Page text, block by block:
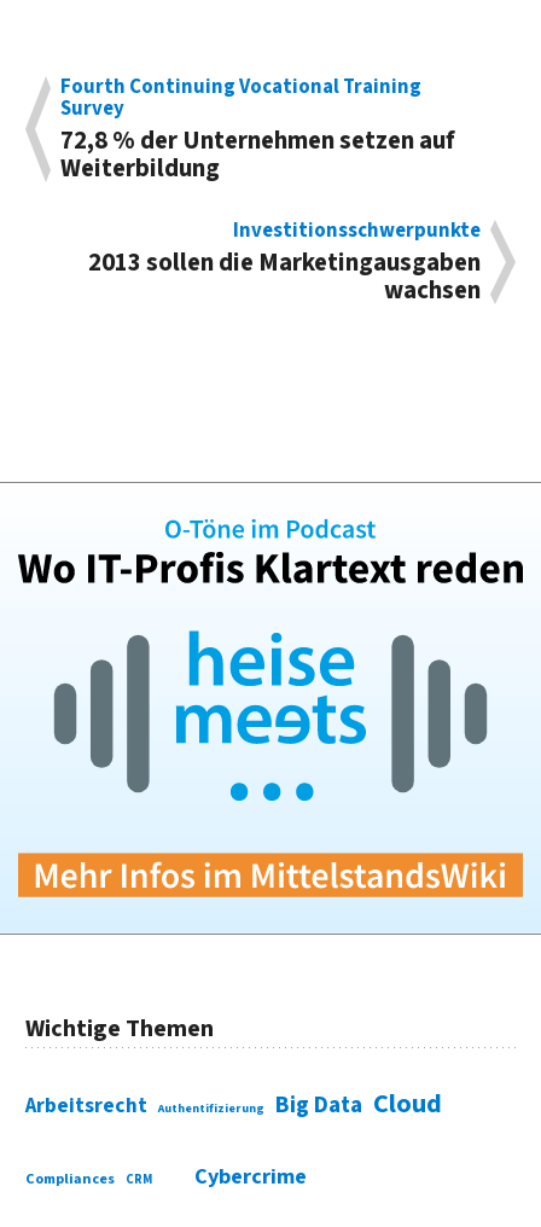
Fourth Continuing Vocational Training
Survey
72,8 % der Unternehmen setzen auf
Weiterbildung
Investitionsschwerpunkte
2013 sollen die Marketingausgaben
wachsen
Wichtige Themen
Arbeitsrecht Authentifizierung Big Data Cloud
Compliances CRM Cybercrime